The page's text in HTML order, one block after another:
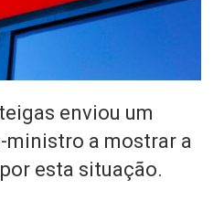
enviou um
a mostrar a
esta situação.